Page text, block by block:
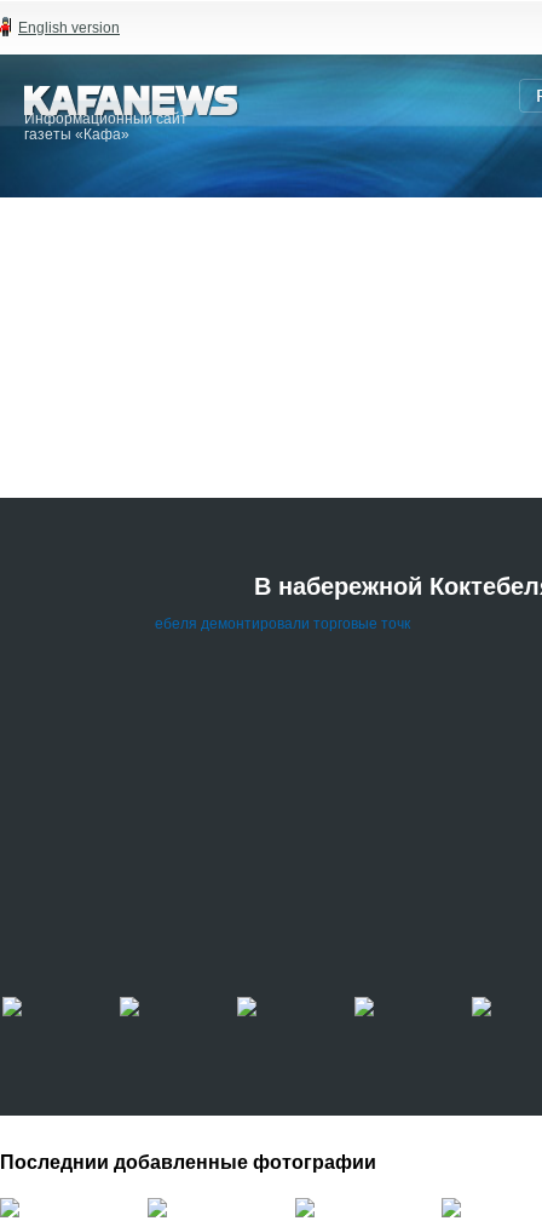
English version
Информационный сайт
газеты «Кафа»
В набережной
Последнии добавленные фотографии